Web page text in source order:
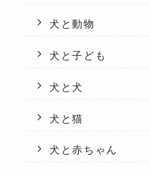
犬と動物
犬と子ども
犬と犬
犬と猫
犬と赤ちゃん